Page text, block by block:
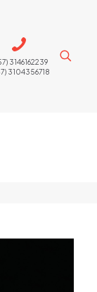
3146162239
3104356718